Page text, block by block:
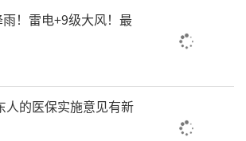
务、职业体验等活动。
规范运行
。将假期托管服务、
、研学实践活动等全部纳入威
台统一管理，提升资源调配水
管在线报名、缴费、评价。对
！雷电+9级大风！最
人的医保实施意见有新